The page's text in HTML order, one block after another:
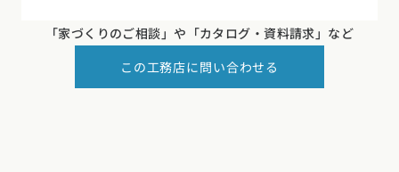
「家づくりのご相談」や 「カタログ・資料請求」など
この工務店に問い合わせる